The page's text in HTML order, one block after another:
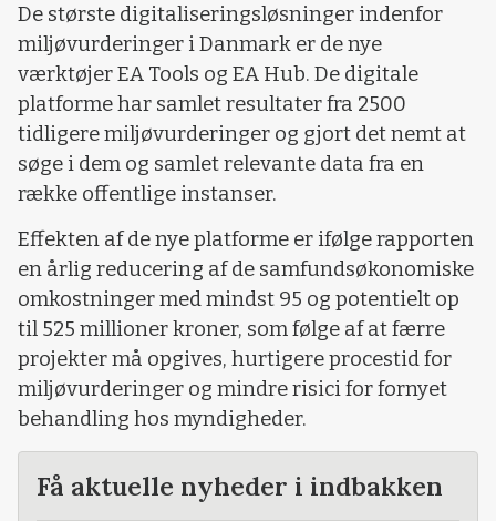
De største digitaliseringsløsninger indenfor
miljøvurderinger i Danmark er de nye
værktøjer EA Tools og EA Hub. De digitale
platforme har samlet resultater fra 2500
tidligere miljøvurderinger og gjort det nemt at
søge i dem og samlet relevante data fra en
række offentlige instanser.
Effekten af de nye platforme er ifølge rapporten
en årlig reducering af de samfundsøkonomiske
omkostninger med mindst 95 og potentielt op
til 525 millioner kroner, som følge af at færre
projekter må opgives, hurtigere procestid for
miljøvurderinger og mindre risici for fornyet
behandling hos myndigheder.
Få aktuelle nyheder i indbakken